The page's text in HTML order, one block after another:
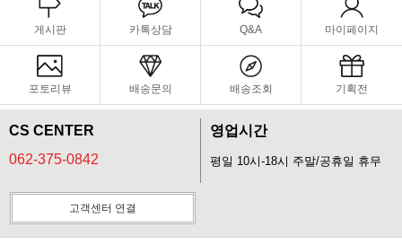
게시판 카톡상담 Q&A 마이페이지
포토리뷰 배송문의 배송조회 기획전
CS CENTER
062-375-0842
영업시간
평일 10시-18시 주말/공휴일 휴무
고객센터 연결